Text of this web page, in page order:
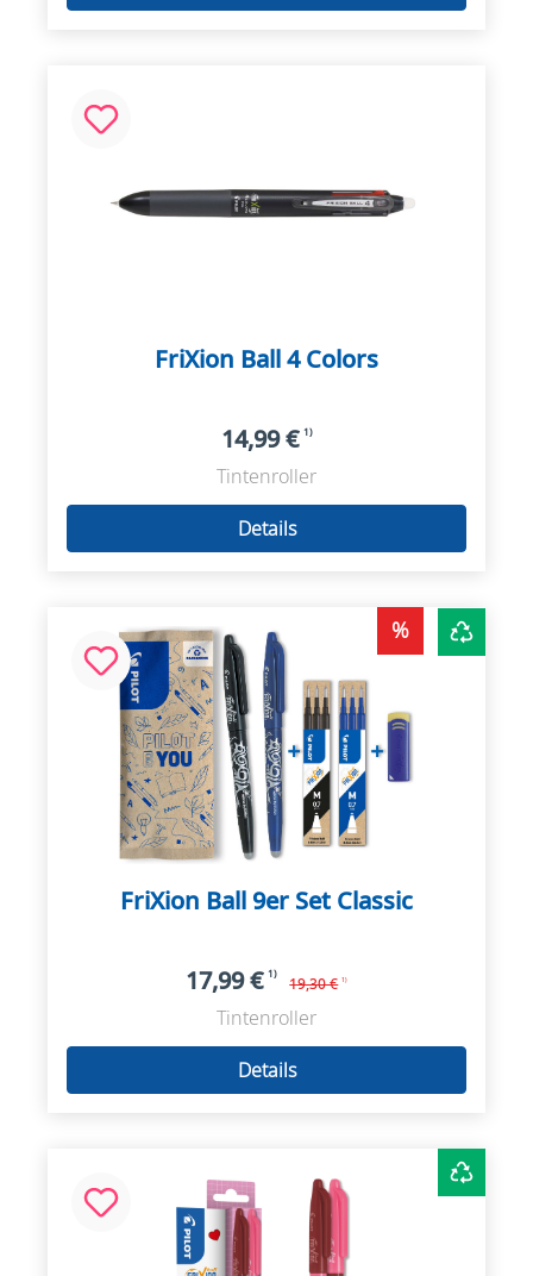
FriXion Ball 4 Colors
14,99 € 1)
Tintenroller
Details
%
FriXion Ball 9er Set Classic
17,99 € 1)
19,30 € 1)
Tintenroller
Details